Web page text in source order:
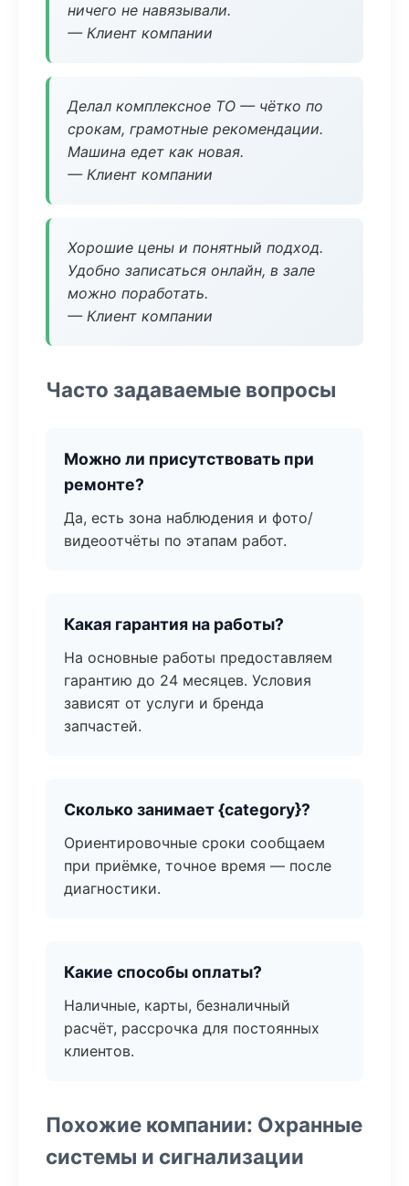
ничего не навязывали.
— Клиент компании
Делал комплексное ТО — чётко по
срокам, грамотные рекомендации.
Машина едет как новая.
— Клиент компании
Хорошие цены и понятный подход.
Удобно записаться онлайн, в зале
можно поработать.
— Клиент компании
Часто задаваемые вопросы
Можно ли присутствовать при
ремонте?
Да, есть зона наблюдения и фото/
видеоотчёты по этапам работ.
Какая гарантия на работы?
На основные работы предоставляем
гарантию до 24 месяцев. Условия
зависят от услуги и бренда
запчастей.
Сколько занимает {category}?
Ориентировочные сроки сообщаем
при приёмке, точное время — после
диагностики.
Какие способы оплаты?
Наличные, карты, безналичный
расчёт, рассрочка для постоянных
клиентов.
Похожие компании: Охранные
системы и сигнализации